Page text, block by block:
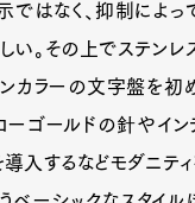
ではなく、抑制によ
い。その上でステンレ
カラーの文字盤を初め
ーゴールドの針やイ
入するなどモダニティ